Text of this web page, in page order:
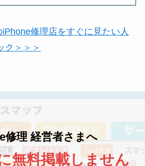
修理店をすぐに見たい人
ク＞＞＞
修理 経営者さまへ
無料掲載しません